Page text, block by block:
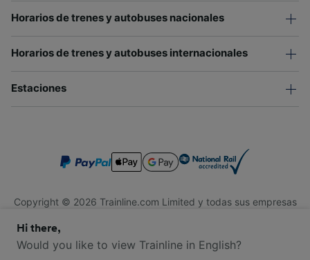
Horarios de trenes y autobuses nacionales
Horarios de trenes y autobuses internacionales
Estaciones
Copyright © 2026 Trainline.com Limited y todas sus empresas
Trainline.com Limited está registrada en Inglaterra y Gales.
Compañía No. 3846791. Dirección: 1 Stonecutter St, Londres
Hi there,
Would you like to view Trainline in English?